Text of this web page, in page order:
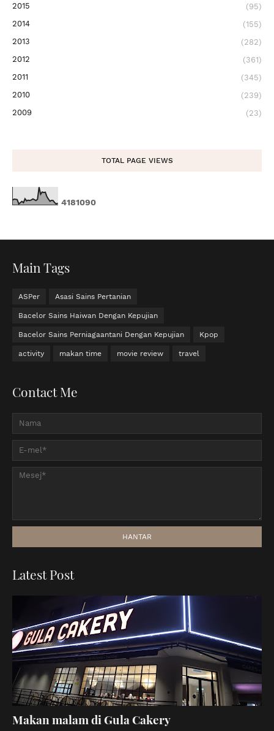
2015
(95)
2014
(155)
2013
(282)
2012
(361)
2011
(345)
2010
(239)
2009
(23)
TOTAL PAGE VIEWS
4181090
Main Tags
ASPer Asasi Sains Pertanian
Bacelor Sains Haiwan Dengan Kepujian
Bacelor Sains Perniagaantani Dengan Kepujian Kpop
activity makan time movie review travel
Contact Me
Latest Post
Makan malam di Gula Cakery